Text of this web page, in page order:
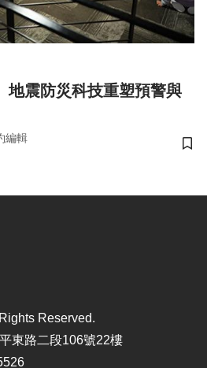
震防災科技重塑預警與
編輯
儲
Reserved.
東路二段106號22樓